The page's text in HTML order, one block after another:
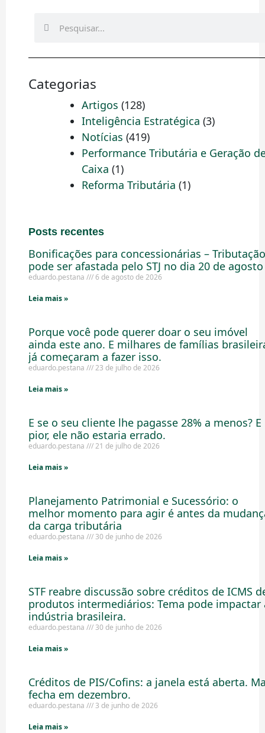
Categorias
Artigos (128)
Inteligência Estratégica (3)
Notícias (419)
Performance Tributária e Geração
Caixa (1)
Reforma Tributária (1)
Posts recentes
Bonificações para concessionárias – Tributação
pode ser afastada pelo STJ no dia 20 de agosto
eduardo.pestana 6 de agosto de 2026
Leia mais »
Porque você pode querer doar o seu imóvel
ainda este ano. E milhares de famílias
já começaram a fazer isso.
eduardo.pestana 23 de julho de 2026
Leia mais »
E se o seu cliente lhe pagasse 28% a menos? E
pior, ele não estaria errado.
eduardo.pestana 21 de julho de 2026
Leia mais »
Planejamento Patrimonial e Sucessório: o
melhor momento para agir é antes da
da carga tributária
eduardo.pestana 30 de junho de 2026
Leia mais »
STF reabre discussão sobre créditos de ICMS
produtos intermediários: Tema pode impactar
indústria brasileira.
eduardo.pestana 30 de junho de 2026
Leia mais »
Créditos de PIS/Cofins: a janela está aberta.
fecha em dezembro.
eduardo.pestana 3 de junho de 2026
Leia mais »